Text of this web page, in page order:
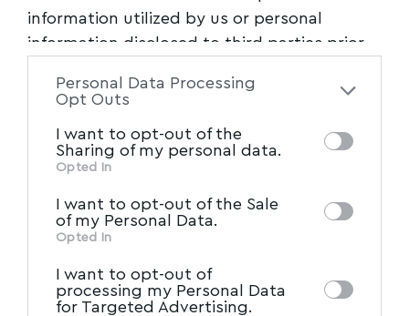
information utilized by us or personal
information disclosed to third parties prior
of the further disclosure of your personal
of downstream participants. This
information may also be disclosed by us to
Participantsthat may further disclose it to
other third parties.
Personal Data Processing
Opt Outs
I want to opt-out of the
Sharing of my personal data.
Opted In
I want to opt-out of the Sale
of my Personal Data.
Opted In
I want to opt-out of
processing my Personal Data
for Targeted Advertising.